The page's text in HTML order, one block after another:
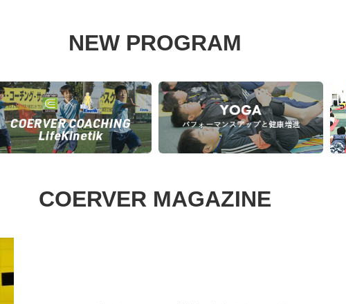
NEW PROGRAM
COERVER MAGAZINE